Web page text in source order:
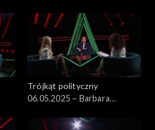
Trójkąt polityczny
06.05.2025 – Barbara